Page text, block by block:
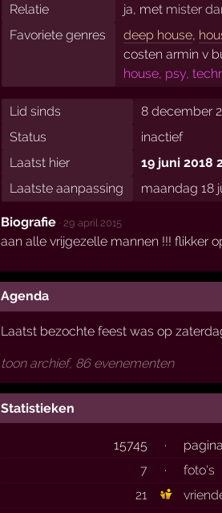
Relatie
ja, met mister
Favoriete genres
deep house,
costen armin v
house, psy,
Lid sinds
8 december
Status
inactief
Laatst hier
19 juni 2018
Laatste aanpassing
maandag 18
Biografie · 29 april 2015
aan alle vrijgezelle mannen !!! flikker
Agenda
Laatst bezochte feest was op
toon archief, 86 evenementen
Statistieken
15745 ·
7
·
foto's
21